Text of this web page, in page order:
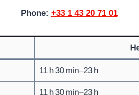
Phone: +33 1 43 20 71 01
11 h 30 min–23 h
11 h 30 min–23 h